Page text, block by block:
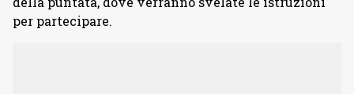
per partecipare.